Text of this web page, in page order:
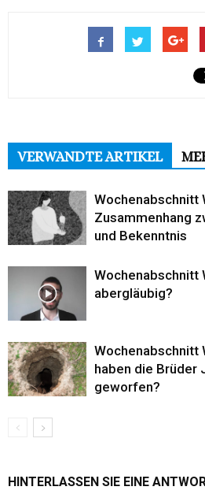
VERWANDTE ARTIKEL
Wochenabschnitt
Zusammenhang
und Bekenntnis
Wochenabschnitt
abergläubig?
Wochenabschnitt
haben die Brüder
geworfen?
HINTERLASSEN SIE EINE